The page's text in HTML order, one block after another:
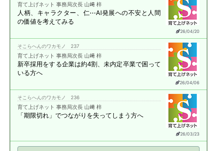
26/04/20
育て上げネット 事務局次長 山﨑 梓
人柄、キャラクター、仁⋯AI発展への不安と 人間
の価値を考えてみる
26/04/06
そこらへんのワカモノ 237
育て上げネット 事務局次長 山﨑 梓
新卒採用をする企業は約4割、未内定卒業で困って
いる方へ
26/03/23
そこらへんのワカモノ 236
育て上げネット 事務局次長 山﨑 梓
「期限切れ」でつながりを失ってしまう方へ